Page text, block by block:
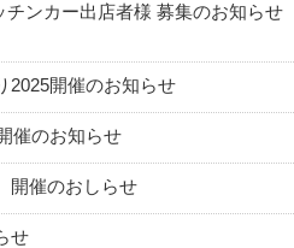
ンカー出店者様 募集のお知らせ
2025開催のお知らせ
催のお知らせ
催のおしらせ
せ